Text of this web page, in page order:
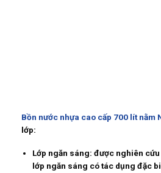
Bồn nước nhựa cao cấp 700 lít nằm
lớp:
Lớp ngăn sáng: được nghiên
lớp ngăn sáng có tác dụng đặc